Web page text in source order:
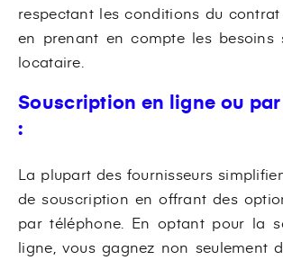
respectant les conditions du
en prenant en compte les besoins
locataire.
Souscription en ligne ou
:
La plupart des fournisseurs
de souscription en offrant des
par téléphone. En optant pour la
ligne, vous gagnez non seulement